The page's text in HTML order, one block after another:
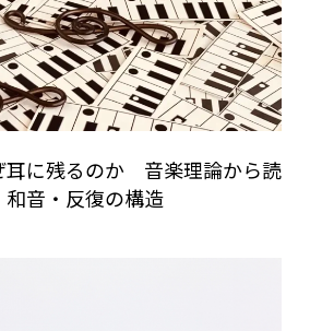
耳に残るのか 音楽理論から読
音・反復の構造